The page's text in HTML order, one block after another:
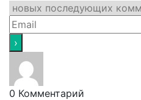
0 Комментарий